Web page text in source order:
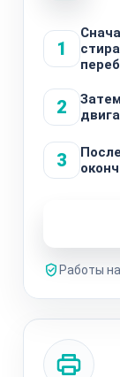
1
2
3
Работы